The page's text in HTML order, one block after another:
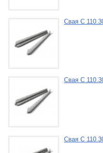
Свая С
Свая С
Свая С